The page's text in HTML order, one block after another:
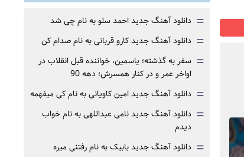
= دانلود آهنگ جدید احمد سلو به نام چی شد
= دانلود آهنگ جدید کارو قربانی به نام صدام کن
= سفر به گذشته؛ یاسمین، خواننده قبل انقلاب در
اواخر عمر و در کنار همسرش؛ دهه 90
= دانلود آهنگ جدید امین کاویانی به نام کی میفهمه
= دانلود آهنگ جدید نامی عبداللهی به نام خواب
دیدم
= دانلود آهنگ جدید بابیک به نام رفتنی میره